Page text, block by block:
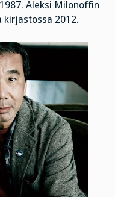
1987. Aleksi Milonoffin
kirjastossa 2012.